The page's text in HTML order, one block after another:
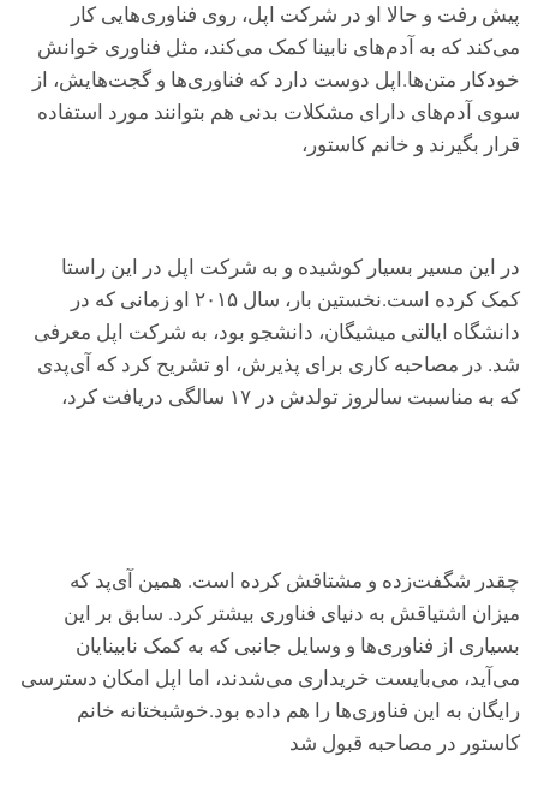
پیش رفت و حالا او در شرکت اپل، روی فناوری‌هایی کار
می‌کند که به آدم‌های نابینا کمک می‌کند، مثل فناوری خوانش
خودکار متن‌ها.اپل دوست دارد که فناوری‌ها و گجت‌هایش، از
سوی آدم‌های دارای مشکلات بدنی هم بتوانند مورد استفاده
قرار بگیرند و خانم کاستور،
در این مسیر بسیار کوشیده و به شرکت اپل در این راستا
کمک کرده است.نخستین بار، سال ۲۰۱۵ او زمانی که در
دانشگاه ایالتی میشیگان، دانشجو بود، به شرکت اپل معرفی
شد. در مصاحبه کاری برای پذیرش، او تشریح کرد که آی‌پدی
که به مناسبت سالروز تولدش در ۱۷ سالگی دریافت کرد،
چقدر شگفت‌زده‌ و مشتاقش کرده است. همین آی‌پد که
میزان اشتیاقش به دنیای فناوری بیشتر کرد. سابق بر این
بسیاری از فناوری‌ها و وسایل جانبی که به کمک نابینایان
می‌آید، می‌بایست خریداری می‌شدند، اما اپل امکان دسترسی
رایگان به این فناوری‌ها را هم داده بود.خوشبختانه خانم
کاستور در مصاحبه قبول شد